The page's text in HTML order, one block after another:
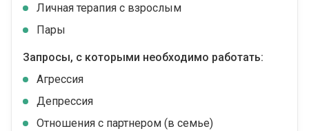
Личная терапия с взрослым
Пары
Запросы, с которыми необходимо работать:
Агрессия
Депрессия
Отношения с партнером (в семье)